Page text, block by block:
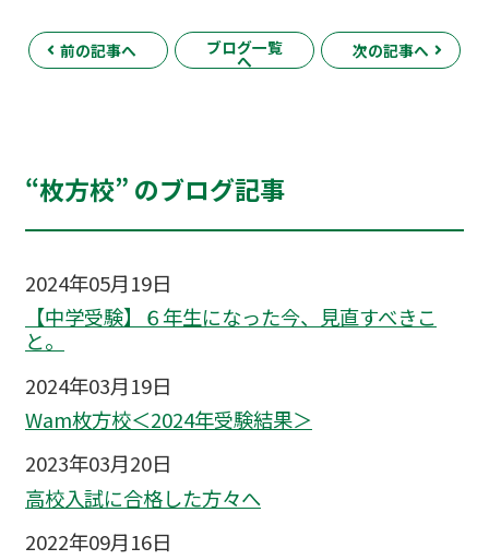
前の記事へ ブログ一覧
へ
次の記事へ
“枚方校” のブログ記事
2024年05月19日
【中学受験】６年生になった今、見直すべきこ
と。
2024年03月19日
Wam枚方校＜2024年受験結果＞
2023年03月20日
高校入試に合格した方々へ
2022年09月16日